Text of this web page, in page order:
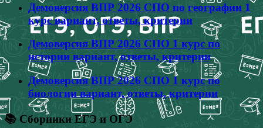
Демоверсия ВПР 2026 СПО по географии 1
курс вариант, ответы, критерии
Демоверсия ВПР 2026 СПО 1 курс по
истории вариант, ответы, критерии
Демоверсия ВПР 2026 СПО 1 курс по
биологии вариант, ответы, критерии
📚 Сборники ЕГЭ и ОГЭ